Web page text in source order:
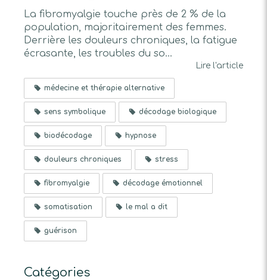
La fibromyalgie touche près de 2 % de la
population, majoritairement des femmes.
Derrière les douleurs chroniques, la fatigue
écrasante, les troubles du so...
Lire l'article
médecine et thérapie alternative
sens symbolique décodage biologique
biodécodage hypnose
douleurs chroniques stress
fibromyalgie décodage émotionnel
somatisation le mal a dit
guérison
Catégories